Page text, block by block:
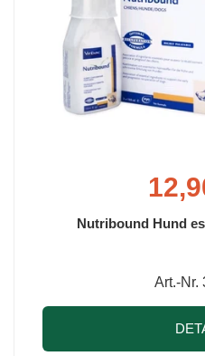
Nutribound Hund
Art.-Nr.